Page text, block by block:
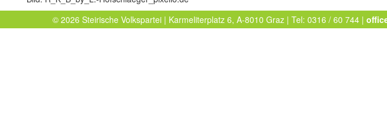
© 2026 Steirische Volkspartei | Karmeliterplatz 6, A-8010 Graz | Tel: 0316 / 60 744 |